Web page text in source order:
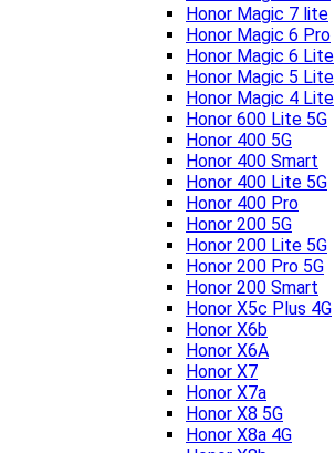
Honor Magic 7 lite
Honor Magic 6 Pro
Honor Magic 6 Lite
Honor Magic 5 Lite
Honor Magic 4 Lite
Honor 600 Lite 5G
Honor 400 5G
Honor 400 Smart
Honor 400 Lite 5G
Honor 400 Pro
Honor 200 5G
Honor 200 Lite 5G
Honor 200 Pro 5G
Honor 200 Smart
Honor X5c Plus 4G
Honor X6b
Honor X6A
Honor X7
Honor X7a
Honor X8 5G
Honor X8a 4G